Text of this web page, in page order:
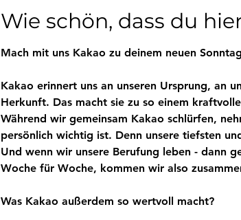
Wie schön, dass du
Mach mit uns Kakao zu deinem neuen
Kakao erinnert uns an unseren Ursprung, an
Herkunft. Das macht sie zu so einem
Während wir gemeinsam Kakao schlürfen,
persönlich wichtig ist. Denn unsere tiefsten
Und wenn wir unsere Berufung leben - dann
Woche für Woche, kommen wir also
Was Kakao außerdem so wertvoll macht?